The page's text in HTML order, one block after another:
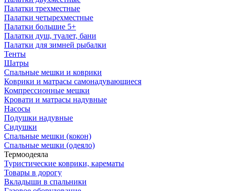
Палатки трехместные
Палатки четырехместные
Палатки большие 5+
Палатки душ, туалет, бани
Палатки для зимней рыбалки
Тенты
Шатры
Спальные мешки и коврики
Коврики и матрасы самонадувающиеся
Компрессионные мешки
Кровати и матрасы надувные
Насосы
Подушки надувные
Сидушки
Спальные мешки (кокон)
Спальные мешки (одеяло)
Термоодеяла
Туристические коврики, карематы
Товары в дорогу
Вкладыши в спальники